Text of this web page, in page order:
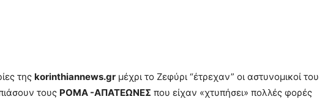
της korinthiannews.gr μέχρι το Ζεφύρι “έτρεχαν” οι αστυνομικοί του
τους ΡΟΜΑ -ΑΠΑΤΕΩΝΕΣ που είχαν «χτυπήσει» πολλές φορές